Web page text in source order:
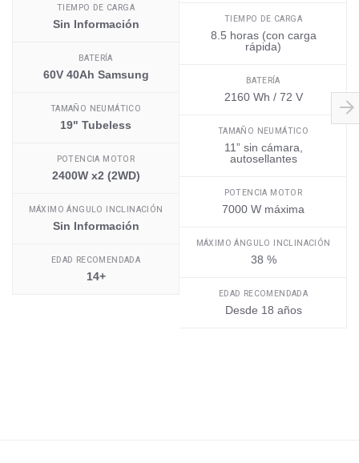
TIEMPO DE CARGA
Sin Información
BATERÍA
60V 40Ah Samsung
TAMAÑO NEUMÁTICO
19" Tubeless
POTENCIA MOTOR
2400W x2 (2WD)
MÁXIMO ÁNGULO INCLINACIÓN
Sin Información
EDAD RECOMENDADA
14+
TIEMPO DE CARGA
8.5 horas (con carga
rápida)
BATERÍA
2160 Wh / 72 V
TAMAÑO NEUMÁTICO
11” sin cámara,
autosellantes
POTENCIA MOTOR
7000 W máxima
MÁXIMO ÁNGULO INCLINACIÓN
38 %
EDAD RECOMENDADA
Desde 18 años